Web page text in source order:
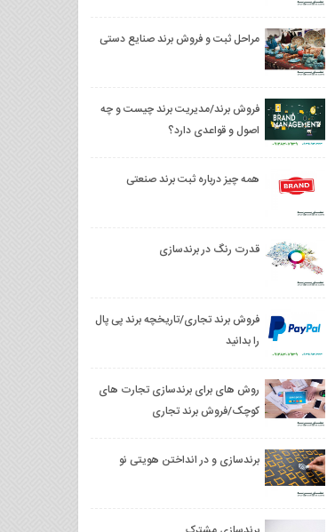
مراحل ثبت و فروش برند صنایع دستی
فروش برند/مدیریت برند چیست و چه
اصول و قواعدی دارد؟
همه چیز درباره ثبت برند صنعتی
قدرت رنگ در برندسازی
فروش برند تجاری/تاریخچه برند پی پال
را بدانید
روش های برای برندسازی تجارت های
کوچک/فروش برند تجاری
برندسازی و در انداختن هویتی نو